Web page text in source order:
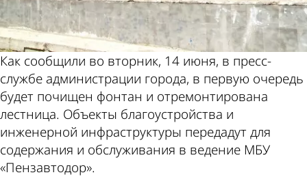
Как сообщили во вторник, 14 июня, в пресс-
службе администрации города, в первую очередь
будет почищен фонтан и отремонтирована
лестница. Объекты благоустройства и
инженерной инфраструктуры передадут для
содержания и обслуживания в ведение МБУ
«Пензавтодор».